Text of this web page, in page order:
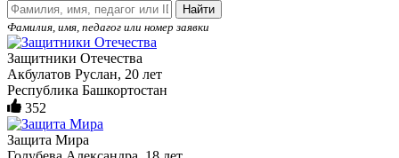
Найти
Фамилия, имя, педагог или номер заявки
Защитники Отечества
Акбулатов Руслан, 20 лет
Республика Башкортостан
352
Защита Мира